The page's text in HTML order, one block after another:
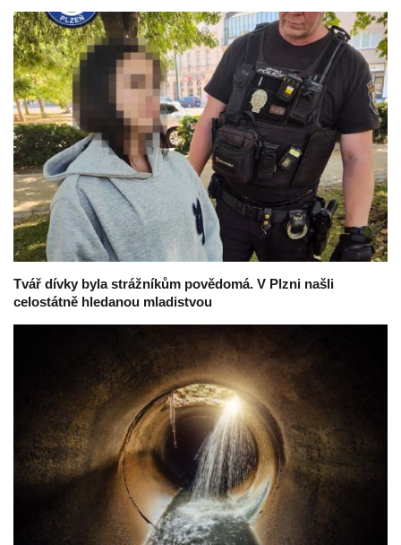
Tvář dívky byla strážníkům povědomá. V Plzni našli
celostátně hledanou mladistvou